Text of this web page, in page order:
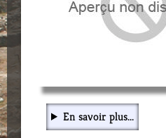
En savoir plus...